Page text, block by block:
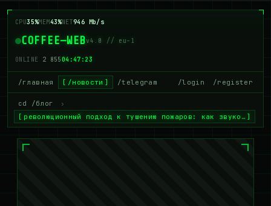
CPU35%MEM43%NET946 Mb/s
COFFEE—WEBv4.0 // eu-1
ONLINE 2 85504:47:23
/главная /новости /telegram /login /register
cd /блог
›
революционный подход к тушению пожаров: как звуко…